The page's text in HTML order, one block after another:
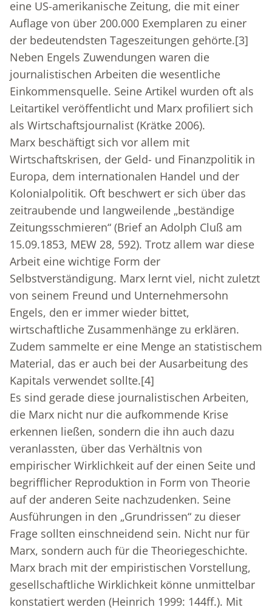
eine US-amerikanische Zeitung, die mit einer
Auflage von über 200.000 Exemplaren zu einer
der bedeutendsten Tageszeitungen gehörte.[3]
Neben Engels Zuwendungen waren die
journalistischen Arbeiten die wesentliche
Einkommensquelle. Seine Artikel wurden oft als
Leitartikel veröffentlicht und Marx profiliert sich
als Wirtschaftsjournalist (Krätke 2006).
Marx beschäftigt sich vor allem mit
Wirtschaftskrisen, der Geld- und Finanzpolitik in
Europa, dem internationalen Handel und der
Kolonialpolitik. Oft beschwert er sich über das
zeitraubende und langweilende „beständige
Zeitungsschmieren“ (Brief an Adolph Cluß am
15.09.1853, MEW 28, 592). Trotz allem war diese
Arbeit eine wichtige Form der
Selbstverständigung. Marx lernt viel, nicht zuletzt
von seinem Freund und Unternehmersohn
Engels, den er immer wieder bittet,
wirtschaftliche Zusammenhänge zu erklären.
Zudem sammelte er eine Menge an statistischem
Material, das er auch bei der Ausarbeitung des
Kapitals verwendet sollte.[4]
Es sind gerade diese journalistischen Arbeiten,
die Marx nicht nur die aufkommende Krise
erkennen ließen, sondern die ihn auch dazu
veranlassten, über das Verhältnis von
empirischer Wirklichkeit auf der einen Seite und
begrifflicher Reproduktion in Form von Theorie
auf der anderen Seite nachzudenken. Seine
Ausführungen in den „Grundrissen“ zu dieser
Frage sollten einschneidend sein. Nicht nur für
Marx, sondern auch für die Theoriegeschichte.
Marx brach mit der empiristischen Vorstellung,
gesellschaftliche Wirklichkeit könne unmittelbar
konstatiert werden (Heinrich 1999: 144ff.). Mit